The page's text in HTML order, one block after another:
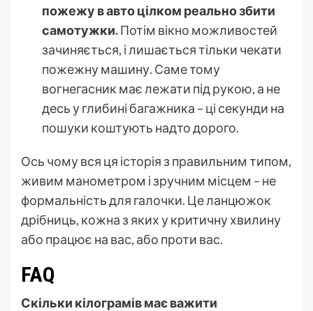
пожежу в авто цілком реально збити
самотужки.Потім вікно можливостей
зачиняється, і лишається тільки чекати
пожежну машину. Саме тому
вогнегасник має лежати під рукою, а не
десь у глибині багажника – ці секунди на
пошуки коштують надто дорого.
Ось чому вся ця історія з правильним типом,
живим манометром і зручним місцем – не
формальність для галочки. Це ланцюжок
дрібниць, кожна з яких у критичну хвилину
або працює на вас, або проти вас.
FAQ
Скільки кілограмів має важити